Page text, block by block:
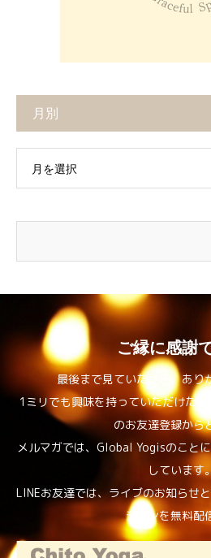
月別
月を選択
ご縁に感謝
最後まで見ていただき、あり
1ミリでも興味を持っていただけた
のお友達登録から
メルマガでは、Global Yogisのこと
しています
LINEお友達では、ライブのお知らせ
ションを無料配